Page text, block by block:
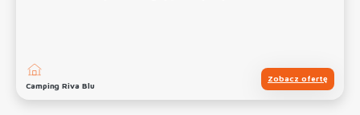
Camping Riva Blu
Zobacz ofertę